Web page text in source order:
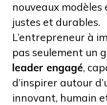
nouveaux modèles
justes et durables.
L’entrepreneur à
pas seulement un
leader engagé,
d’inspirer autour
innovant, humain